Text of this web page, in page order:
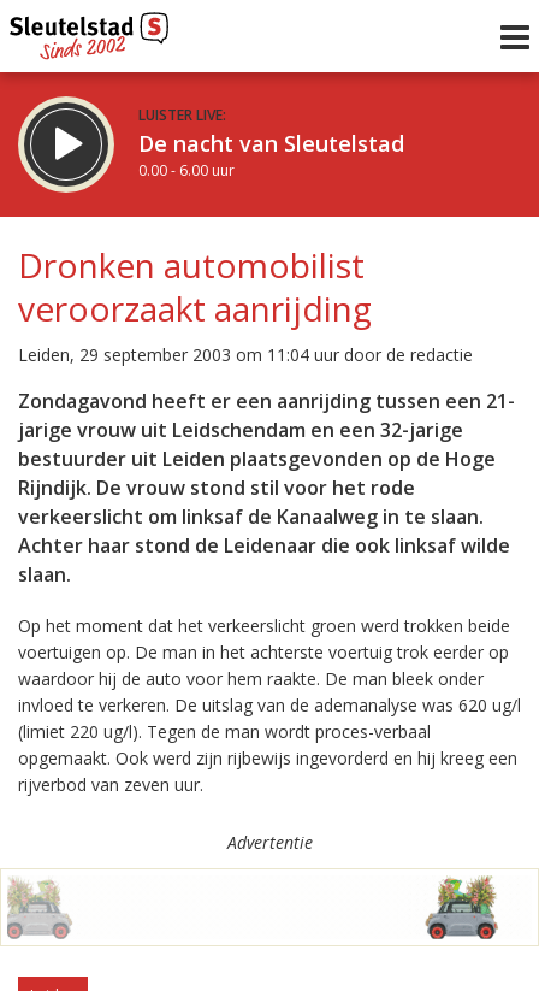
LUISTER LIVE:
De nacht van Sleutelstad
0.00 - 6.00 uur
De ochtend van Sleutelstad
6.00 - 12.00 uur
Vorig uur
uur 1 van 0
Inklappen
Dronken automobilist
veroorzaakt aanrijding
Leiden, 29 september 2003 om 11:04 uur door de redactie
Zondagavond heeft er een aanrijding tussen een 21-
jarige vrouw uit Leidschendam en een 32-jarige
bestuurder uit Leiden plaatsgevonden op de Hoge
Rijndijk. De vrouw stond stil voor het rode
verkeerslicht om linksaf de Kanaalweg in te slaan.
Achter haar stond de Leidenaar die ook linksaf wilde
slaan.
Op het moment dat het verkeerslicht groen werd trokken beide
voertuigen op. De man in het achterste voertuig trok eerder op
waardoor hij de auto voor hem raakte. De man bleek onder
invloed te verkeren. De uitslag van de ademanalyse was 620 ug/l
(limiet 220 ug/l). Tegen de man wordt proces-verbaal
opgemaakt. Ook werd zijn rijbewijs ingevorderd en hij kreeg een
rijverbod van zeven uur.
Advertentie